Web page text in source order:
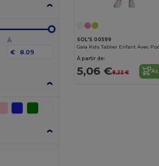
À
€
SOL'S 00599
Gala Kids Tablier Enfant Avec
À partir de:
5,06 €8,22 €